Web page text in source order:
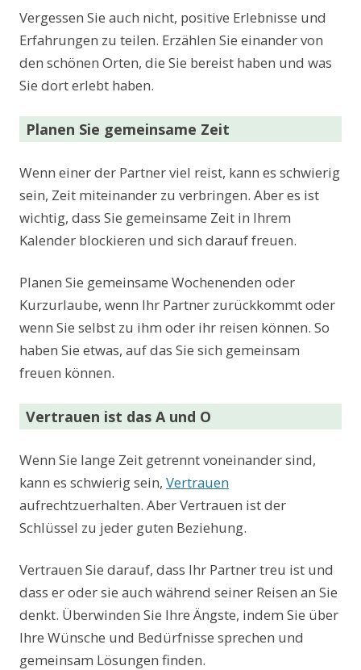
Vergessen Sie auch nicht, positive Erlebnisse und
Erfahrungen zu teilen. Erzählen Sie einander von
den schönen Orten, die Sie bereist haben und was
Sie dort erlebt haben.
Planen Sie gemeinsame Zeit
Wenn einer der Partner viel reist, kann es schwierig
sein, Zeit miteinander zu verbringen. Aber es ist
wichtig, dass Sie gemeinsame Zeit in Ihrem
Kalender blockieren und sich darauf freuen.
Planen Sie gemeinsame Wochenenden oder
Kurzurlaube, wenn Ihr Partner zurückkommt oder
wenn Sie selbst zu ihm oder ihr reisen können. So
haben Sie etwas, auf das Sie sich gemeinsam
freuen können.
Vertrauen ist das A und O
Wenn Sie lange Zeit getrennt voneinander sind,
kann es schwierig sein, Vertrauen
aufrechtzuerhalten. Aber Vertrauen ist der
Schlüssel zu jeder guten Beziehung.
Vertrauen Sie darauf, dass Ihr Partner treu ist und
dass er oder sie auch während seiner Reisen an Sie
denkt. Überwinden Sie Ihre Ängste, indem Sie über
Ihre Wünsche und Bedürfnisse sprechen und
gemeinsam Lösungen finden.